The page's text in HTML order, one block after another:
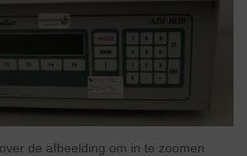
de afbeelding om in te zoomen